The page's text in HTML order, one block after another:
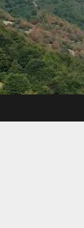
Skip
to
content